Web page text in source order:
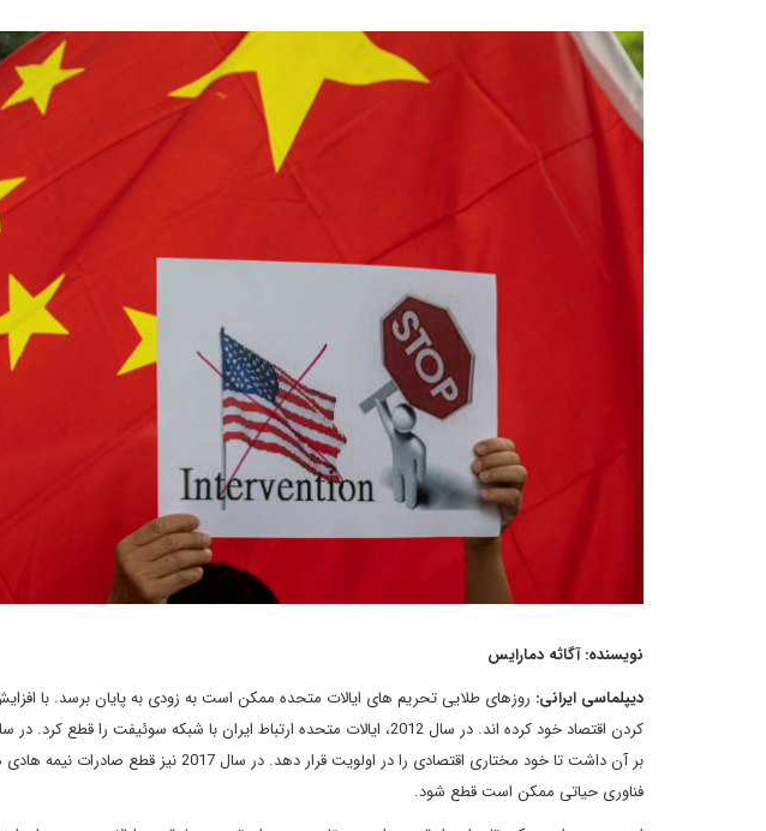
نویسنده: آگاثه دمارایس
دیپلماسی ایرانی: روزهای طلایی تحریم های ایالات متحده ممکن است به زودی به پایان برسد. با
بر آن داشت تا خود مختاری اقتصادی را در
فناوری حیاتی ممکن است قطع شود.